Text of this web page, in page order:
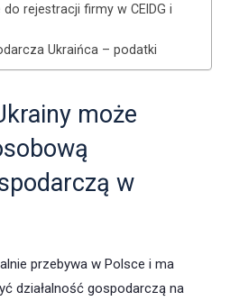
rejestracji firmy w CEIDG i
Ukraińca – podatki
może
w
przebywa w Polsce i ma
działalność gospodarczą na